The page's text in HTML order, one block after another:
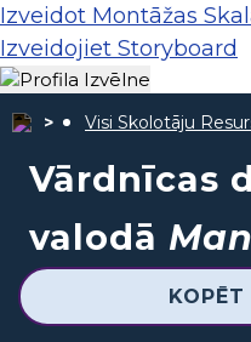
Izveidot Montāžas
Izveidojiet Storyboard
Visi Skolotāju
Vārdnīcas
valodā